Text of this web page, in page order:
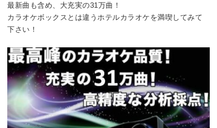
最新曲も含め、大充実の31万曲！
カラオケボックスとは違うホテルカラオケを満喫してみて
下さい！